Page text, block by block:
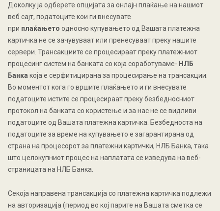
Доколку ја одберете опцијата за онлајн плаќање на нашиот
веб сајт, податоците кои ги внесувате
при плаќањето односно купувањето од Вашата платежна
картичка не се зачувуваат или пренесуваат преку нашите
сервери. Трансакциите се процесираат преку платежниот
процесинг систем на банката со која соработуваме- НЛБ
Банка која е серфитицирана за процесирање на трансакции.
Во моментот кога го вршите плаќањето и ги внесувате
податоците истите се процесираат преку безбедносниот
протокол на банката со користење и за нас не се видливи
податоците од Вашата платежна картичка. Безбедноста на
податоците за време на купувањето е загарантирана од
страна на процесорот за платежни картички, НЛБ Банка, така
што целокупниот процес на наплатата се изведува на веб-
страницата на НЛБ Банка.
Секоја направена трансакција со платежна картичка подлежи
на авторизација (период во кој парите на Вашата сметка се